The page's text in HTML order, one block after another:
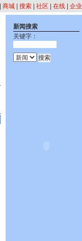
商城 搜索 社区 在线 企业
新闻搜索
关键字：